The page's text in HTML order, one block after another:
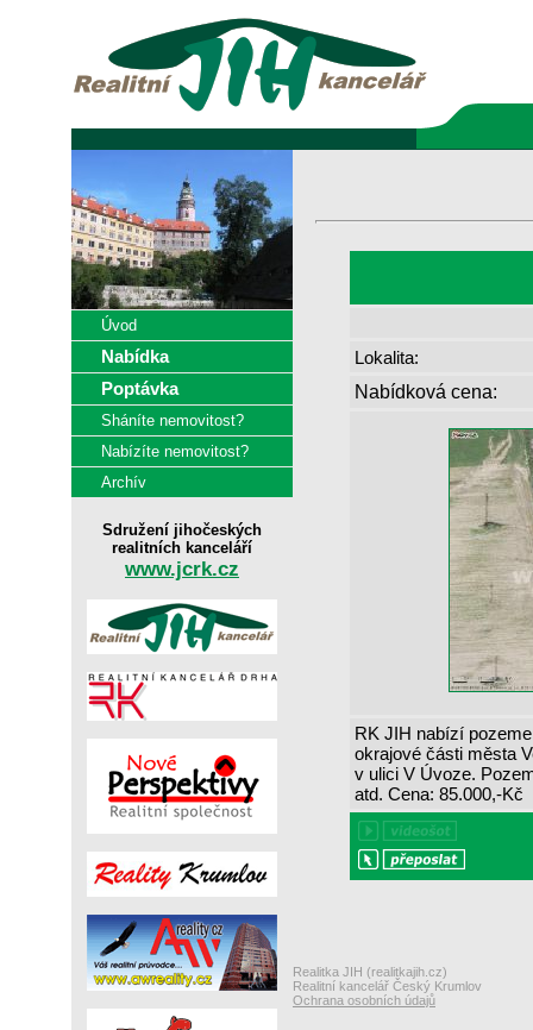
Úvod
Nabídka
Poptávka
Sháníte nemovitost?
Nabízíte nemovitost?
Archív
Sdružení jihočeských
realitních kanceláří
www.jcrk.cz
Lokalita:
Nabídková cena:
RK JIH nabízí
okrajové části města
v ulici V Úvoze.
atd. Cena: 85.000,-Kč
Realitka JIH (realitkajih.cz)
Realitní kancelář Český Krumlov
Ochrana osobních údajů